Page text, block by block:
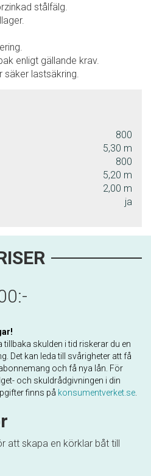
stålfälg.
enligt gällande krav.
lastsäkring.
800
5,30 m
800
5,20 m
2,00 m
ja
tillbaka skulden i tid riskerar du en
Det kan leda till svårigheter att få
och få nya lån. För
och skuldrådgivningen i din
finns på konsumentverket.se
att skapa en körklar båt till